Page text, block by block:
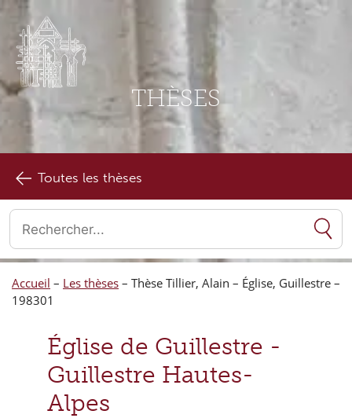
THÈSES
Toutes les thèses
Quand les résultats de l'auto-complétion sont disponibles,
Accueil – Les thèses – Thèse Tillier, Alain – Église, Guillestre –
198301
Église de Guillestre -
Guillestre Hautes-
Alpes